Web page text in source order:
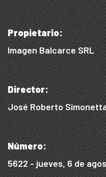
Propietario:
Imagen Balcarce SRL
Director:
José Roberto
Número:
5622 - jueves, 6 de